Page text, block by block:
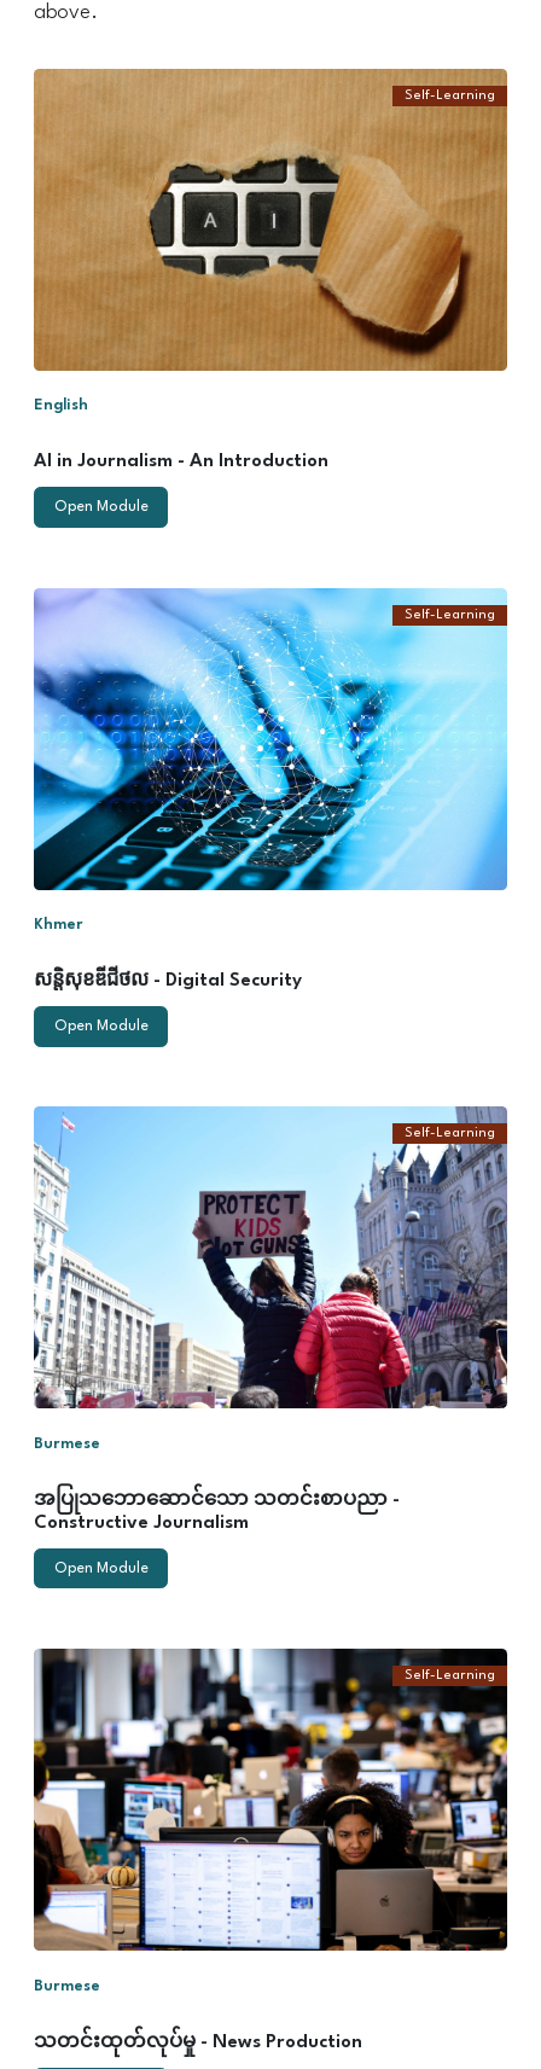
above.
English
Self-Learning
AI in Journalism - An Introduction
Open Module
In this module, you
will learn about:
Basic AI
terminology
AI tools for
journalists
Ethics for AI
Effective AI
prompts
AI evaluation
Khmer
Self-Learning
សន្តិសុខឌីជីថល - Digital Security
Open Module
នៅក្នុងម៉ូឌុលនេះ អ្នកនឹង
សិក្សាអំពី៖
ប្រភេទ
នៃហានិភ័យលើ
ប្រព័ន្ធអនឡាញ
ការការពារខ្លួនឯងនៅ
ក្នុងលំហបច្ចេកវិទ្យា
ការការពារឯកសារ
និងព័ត៌មានរបស់អ្នក
តួនាទីរបស់និពន្ធ
នាយក និងបន្ទប់
Burmese
Self-Learning
အပြုသဘောဆောင်သော သတင်းစာပညာ -
Constructive Journalism
Open Module
ဤမော်ဂျူးတွင်
COJO နှင့် အခြား
သတင်းစာပညာ
ပုံစံများအကြား
ကွဲပြား
ခြားနားချက်
လူမှုရေးပြဿနာ
များအတွက် ဖြေ
ရှင်းနည်းများ
ဆွေးနွေးရန် ဖော်
ဆောင်ပေးခြင်း
သတင်းတင်ဆက်
ရာတွင် အပျက်
သဘောဆောင်မှု
ကို အလွန်အကျွံ
အလေးပေးခြင်းမှ
ရှောင်ရှားနည်း
ဟန်ချက်ညီသောရှု
Burmese
Self-Learning
သတင်းထုတ်လုပ်မှု - News Production
ဤသင်ခန်းစာတွင်
သတင်းအတွက်
စိတ်ကူးနှင့်သတင်းရှု
ထောင့်ကိုဘယ်လိုရှာ
ရမလဲ
သတင်းရေးသားတင်
ဆက်
ခြင်း၏သဘောတရား
များ
သတင်းအမျိုးအစား
သတင်း၏ ဖွဲ့စည်း
တည်ဆောက်ပုံများ
စသည်တို့ကိုသင်ယူရ
မည်ဖြစ်သည်။